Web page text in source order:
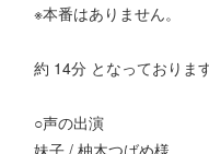
※本番はありません。
約 14分 となっております
○声の出演
妹子 / 柚木つばめ様